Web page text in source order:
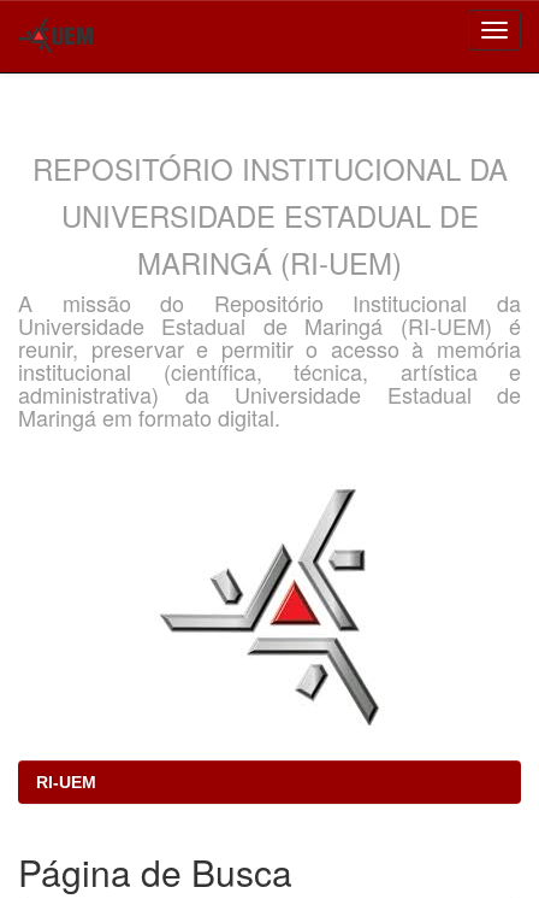
REPOSITÓRIO INSTITUCIONAL DA
UNIVERSIDADE ESTADUAL DE
MARINGÁ (RI-UEM)
A missão do Repositório Institucional da
Universidade Estadual de Maringá (RI-UEM) é
reunir, preservar e permitir o acesso à memória
institucional (científica, técnica, artística e
administrativa) da Universidade Estadual de
Maringá em formato digital.
RI-UEM
Página de Busca